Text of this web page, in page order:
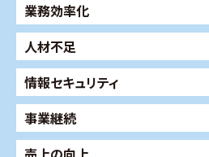
業務効率化
人材不足
情報セキュリティ
事業継続